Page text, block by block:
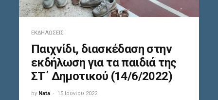
ΕΚΔΗΛΏΣΕΙΣ
Παιχνίδι, διασκέδαση στην
εκδήλωση για τα παιδιά της
ΣΤ΄ Δημοτικού (14/6/2022)
by Nata 15 Ιουνίου 2022